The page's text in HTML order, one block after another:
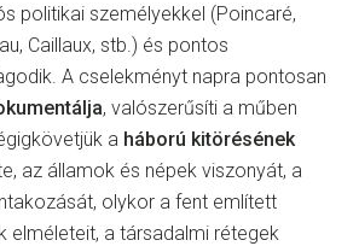
politikai személyekkel (Poincaré,
Caillaux, stb.) és pontos
A cselekményt napra pontosan
, valószerűsíti a műben
a háború kitörésének
az államok és népek viszonyát, a
olykor a fent említett
elméleteit, a társadalmi rétegek